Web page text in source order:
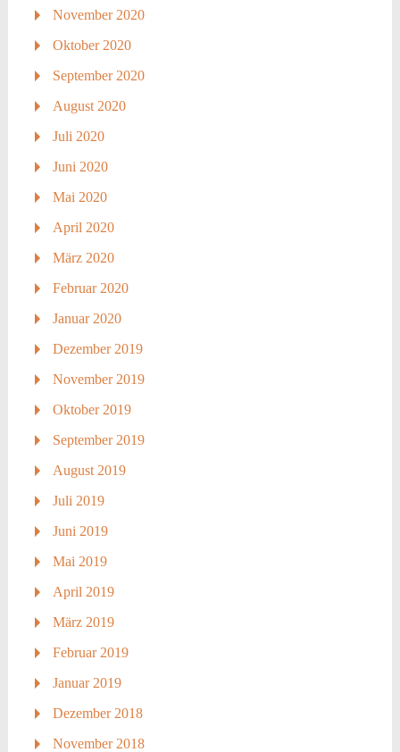
November 2020
Oktober 2020
September 2020
August 2020
Juli 2020
Juni 2020
Mai 2020
April 2020
März 2020
Februar 2020
Januar 2020
Dezember 2019
November 2019
Oktober 2019
September 2019
August 2019
Juli 2019
Juni 2019
Mai 2019
April 2019
März 2019
Februar 2019
Januar 2019
Dezember 2018
November 2018